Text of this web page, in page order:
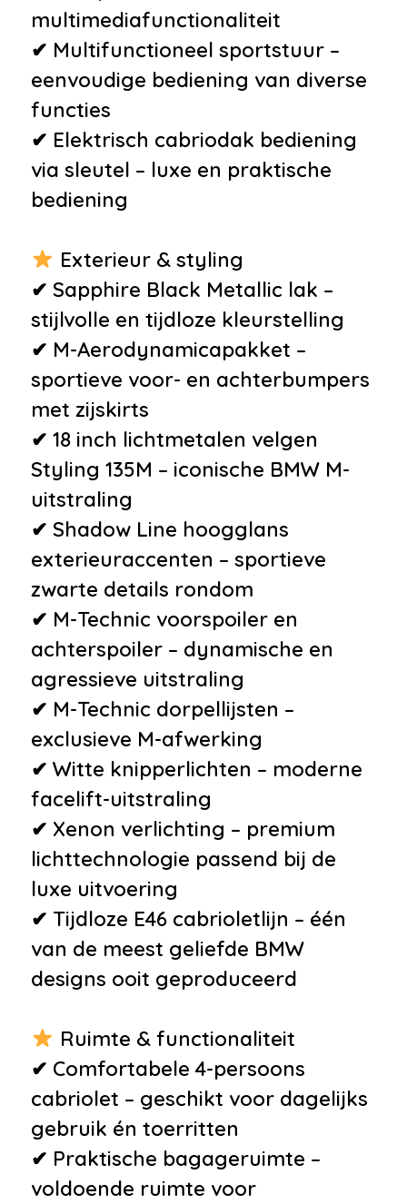
multimediafunctionaliteit
✔ Multifunctioneel sportstuur –
eenvoudige bediening van diverse
functies
✔ Elektrisch cabriodak bediening
via sleutel – luxe en praktische
bediening
Exterieur & styling
✔ Sapphire Black Metallic lak –
stijlvolle en tijdloze kleurstelling
✔ M-Aerodynamicapakket –
sportieve voor- en achterbumpers
met zijskirts
✔ 18 inch lichtmetalen velgen
Styling 135M – iconische BMW M-
uitstraling
✔ Shadow Line hoogglans
exterieuraccenten – sportieve
zwarte details rondom
✔ M-Technic voorspoiler en
achterspoiler – dynamische en
agressieve uitstraling
✔ M-Technic dorpellijsten –
exclusieve M-afwerking
✔ Witte knipperlichten – moderne
facelift-uitstraling
✔ Xenon verlichting – premium
lichttechnologie passend bij de
luxe uitvoering
✔ Tijdloze E46 cabrioletlijn – één
van de meest geliefde BMW
designs ooit geproduceerd
Ruimte & functionaliteit
✔ Comfortabele 4-persoons
cabriolet – geschikt voor dagelijks
gebruik én toerritten
✔ Praktische bagageruimte –
voldoende ruimte voor